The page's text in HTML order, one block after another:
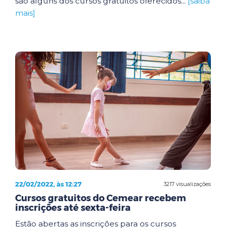
mais]
3217 visualizações
22/02/2022, às 12:27
Cursos gratuitos do Cemear recebem
inscrições até sexta-feira
Estão abertas as inscrições para os cursos